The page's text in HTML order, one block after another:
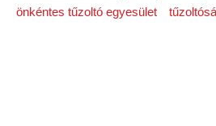
önkéntes tűzoltó egyesület